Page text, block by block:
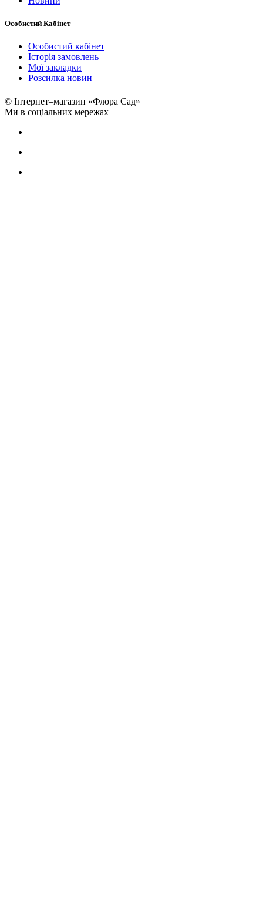
Особистий Кабінет
Особистий кабінет
Історія замовлень
Мої закладки
Розсилка новин
© Інтернет–магазин «Флора Сад»
Ми в соціальних мережах